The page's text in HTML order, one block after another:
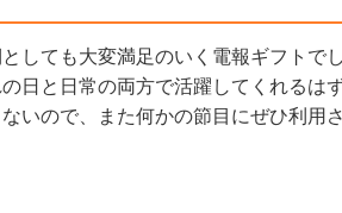
しても大変満足のいく電報ギフトで
と日常の両方で活躍してくれるはず
ので、また何かの節目にぜひ利用